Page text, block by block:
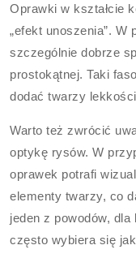
Oprawki w kształcie
„efekt unoszenia”. W
szczególnie dobrze
prostokątnej. Taki
dodać twarzy
Warto też zwrócić
optykę rysów. W
oprawek potrafi
elementy twarzy, co
jeden z powodów,
często wybiera się